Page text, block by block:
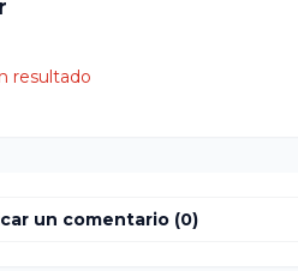
resultado
un comentario (0)